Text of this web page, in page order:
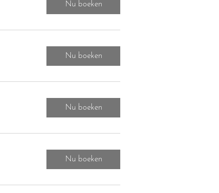
Nu boeken
Nu boeken
Nu boeken
Nu boeken